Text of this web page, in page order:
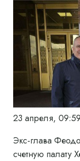
23 апреля, 09:59
Экс-глава
счетную палату